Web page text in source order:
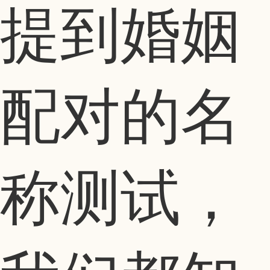
提到婚姻
配对的名
称测试，